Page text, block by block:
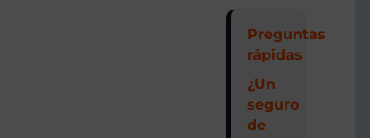
Preguntas
rápidas
¿Un
seguro
de